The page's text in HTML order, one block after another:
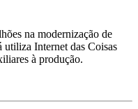
na modernização de
utiliza Internet das Coisas
à produção.